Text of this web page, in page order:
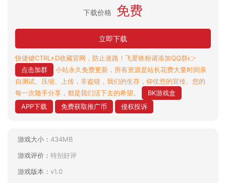
下载价格 免费
立即下载
快捷键CTRL+D收藏官网，防止迷路！飞星铁粉请添加QQ群👉
点击加群
小站永久免费更新，所有资源是站长花费大量时间亲
自测试、压缩、上传，非盗链，我们的生存，仰仗您的宣传。您的
每一次随手分享，都是我们活下去的希望。
BK游戏盒
APP下载
免费获取推广币 侵权投诉
游戏大小： 434MB
游戏评价： 特别好评
游戏版本： v1.0